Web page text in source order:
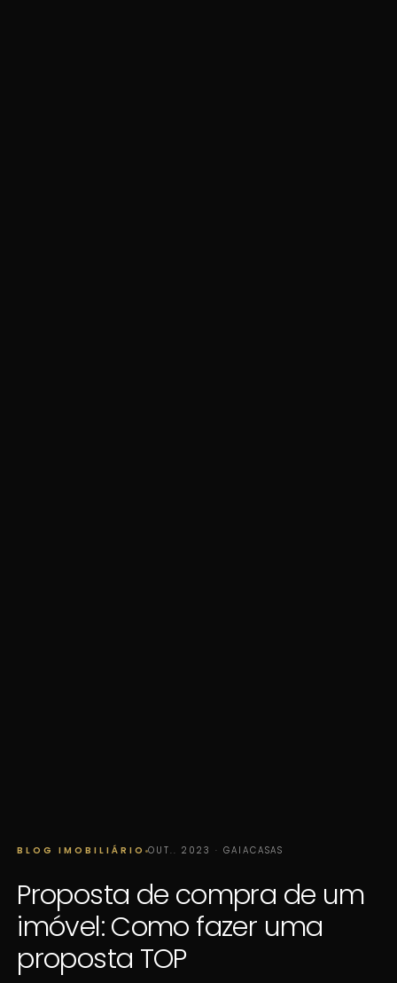
BLOG IMOBILIÁRIO OUT.. 2023 · GAIACASAS
Proposta de compra de um
imóvel: Como fazer uma
proposta TOP